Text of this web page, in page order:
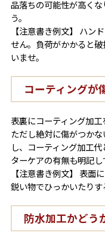
品落ちの可能性が高く
う。
【注意書き例文】 ハン
せん。負荷がかかると
いませ。
コーティングが
表裏にコーティング加工
ただし絶対に傷がつか
し、コーティング加工
ターケアの有無も明記し
【注意書き例文】 表面
鋭い物でひっかいたりす
防水加工かどう